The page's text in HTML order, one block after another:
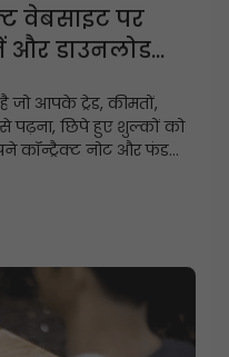
वेबसाइट पर
और डाउनलोड
जो आपके ट्रेड, कीमतों,
पढ़ना, छिपे हुए शुल्कों को
कॉन्ट्रैक्ट नोट और फंड